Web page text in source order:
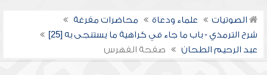
الصوتيات علماء ودعاة
محاضرات مفرغة
شرح الترمذي - باب ما جاء في كراهية ما يستنجى به [25]
عبد الرحيم الطحان
صفحة الفهرس